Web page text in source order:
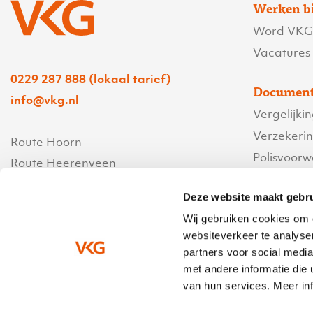
Deze website maakt
Wij gebruiken cookies
websiteverkeer te
partners voor social
met andere informatie
van hun services. Meer
0229 287 888 (lokaal tarief)
info@vkg.nl
Route Hoorn
Route Heerenveen
Werken
Word
Vacatures
Contact
Ik heb